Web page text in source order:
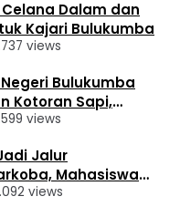
Dalam dan
Kajari Bulukumba
views
Bulukumba
Kotoran Sapi,
Tuntut
views
Jalur
Mahasiswa
Aparat Bertindak
views